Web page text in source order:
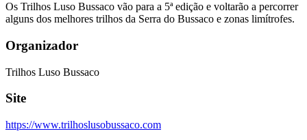
Os Trilhos Luso Bussaco vão para a 5ª edição e voltarão a percorrer
alguns dos melhores trilhos da Serra do Bussaco e zonas limítrofes.
Organizador
Trilhos Luso Bussaco
Site
https://www.trilhoslusobussaco.com